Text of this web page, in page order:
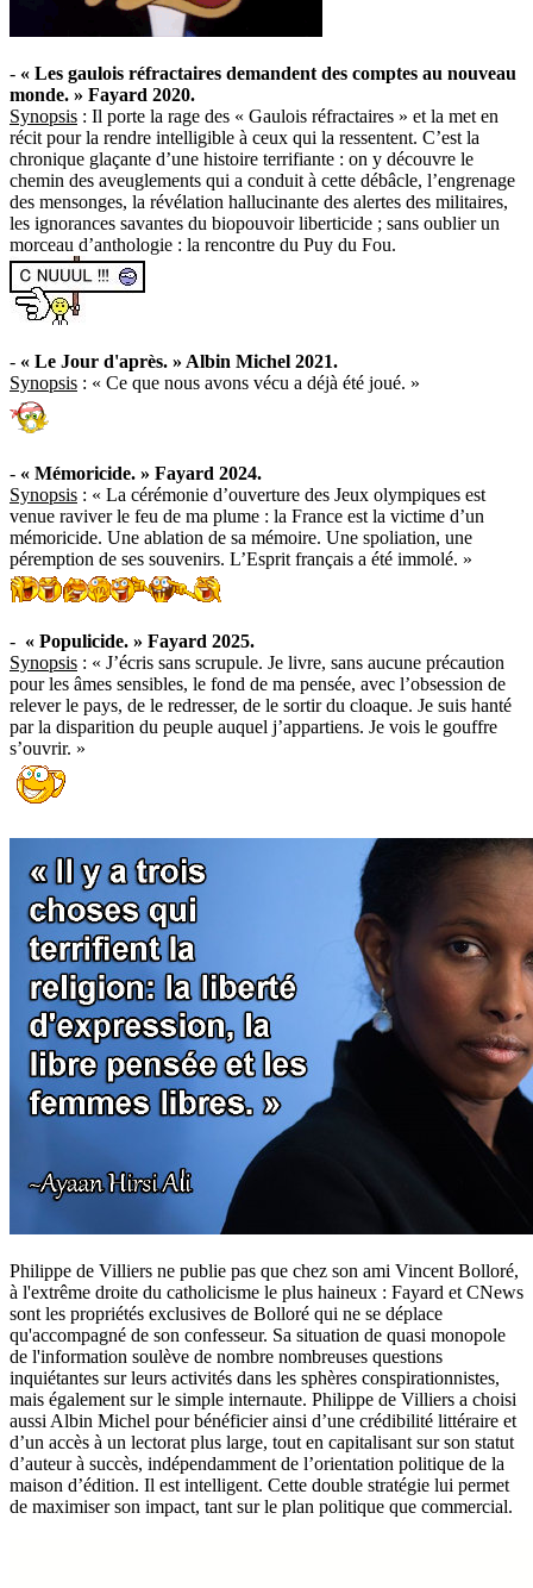
- « Les gaulois réfractaires demandent des comptes au nouveau
monde. » Fayard 2020.
Synopsis : Il porte la rage des « Gaulois réfractaires » et la met en
récit pour la rendre intelligible à ceux qui la ressentent. C’est la
chronique glaçante d’une histoire terrifiante : on y découvre le
chemin des aveuglements qui a conduit à cette débâcle, l’engrenage
des mensonges, la révélation hallucinante des alertes des militaires,
les ignorances savantes du biopouvoir liberticide ; sans oublier un
morceau d’anthologie : la rencontre du Puy du Fou.
- « Le Jour d'après. » Albin Michel 2021.
Synopsis : « Ce que nous avons vécu a déjà été joué. »
- « Mémoricide. » Fayard 2024.
Synopsis : « La cérémonie d’ouverture des Jeux olympiques est
venue raviver le feu de ma plume : la France est la victime d’un
mémoricide. Une ablation de sa mémoire. Une spoliation, une
péremption de ses souvenirs. L’Esprit français a été immolé. »
- « Populicide. » Fayard 2025.
Synopsis : « J’écris sans scrupule. Je livre, sans aucune précaution
pour les âmes sensibles, le fond de ma pensée, avec l’obsession de
relever le pays, de le redresser, de le sortir du cloaque. Je suis hanté
par la disparition du peuple auquel j’appartiens. Je vois le gouffre
s’ouvrir. »
Philippe de Villiers ne publie pas que chez son ami Vincent Bolloré,
à l'extrême droite du catholicisme le plus haineux : Fayard et CNews
sont les propriétés exclusives de Bolloré qui ne se déplace
qu'accompagné de son confesseur. Sa situation de quasi monopole
de l'information soulève de nombre nombreuses questions
inquiétantes sur leurs activités dans les sphères conspirationnistes,
mais également sur le simple internaute. Philippe de Villiers a choisi
aussi Albin Michel pour bénéficier ainsi d’une crédibilité littéraire et
d’un accès à un lectorat plus large, tout en capitalisant sur son statut
d’auteur à succès, indépendamment de l’orientation politique de la
maison d’édition. Il est intelligent. Cette double stratégie lui permet
de maximiser son impact, tant sur le plan politique que commercial.